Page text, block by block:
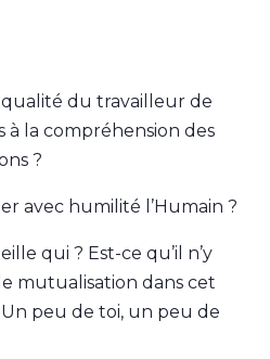
qualité du travailleur de
à la compréhension des
?
avec humilité l’Humain ?
qui ? Est-ce qu’il n’y
mutualisation dans cet
peu de toi, un peu de